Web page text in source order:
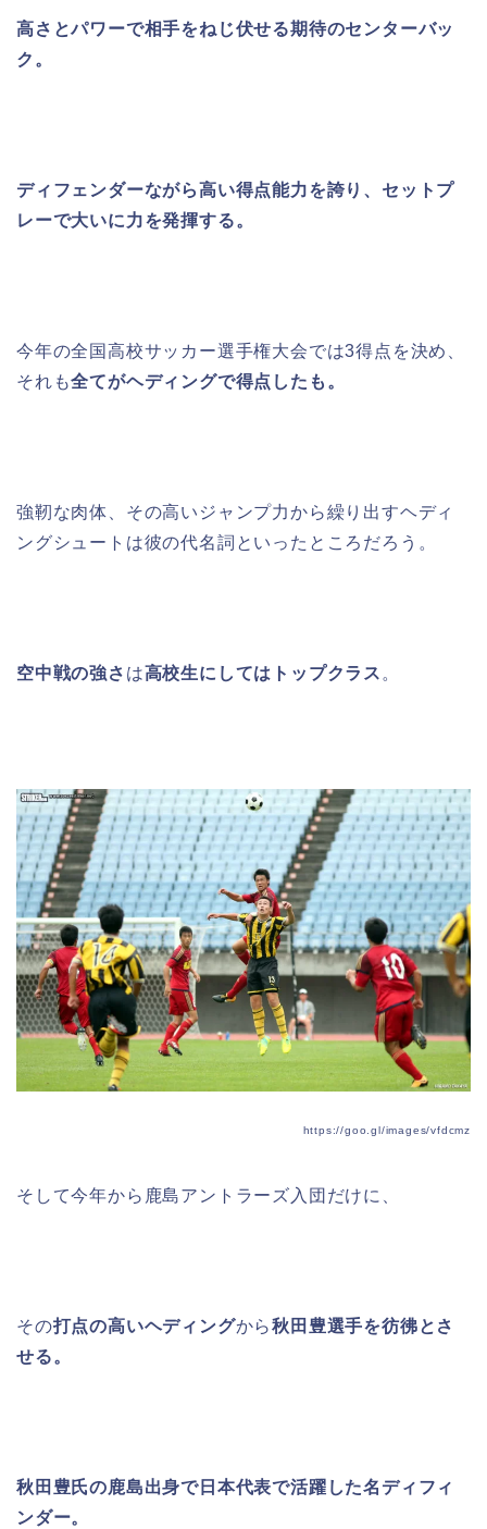
高さとパワーで相手をねじ伏せる期待のセンターバッ
ク。
ディフェンダーながら高い得点能力を誇り、セットプ
レーで大いに力を発揮する。
今年の全国高校サッカー選手権大会では3得点を決め、
それも全てがヘディングで得点したも。
強靭な肉体、その高いジャンプ力から繰り出すヘディ
ングシュートは彼の代名詞といったところだろう。
空中戦の強さ は高校生にしてはトップクラス 。
https://goo.gl/images/vfdcmz
そして今年から鹿島アントラーズ入団だけに、
その打点の高いヘディングから秋田豊選手を彷彿とさ
せる。
秋田豊氏の鹿島出身で日本代表で活躍した名ディフィ
ンダー。